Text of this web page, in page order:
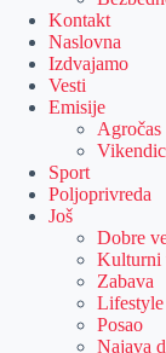
Kontakt
Naslovna
Izdvajamo
Vesti
Emisije
Agročas
Sport
Poljoprivreda
Još
Dobre
Kulturni
Zabava
Lifestyle
Posao
Najava